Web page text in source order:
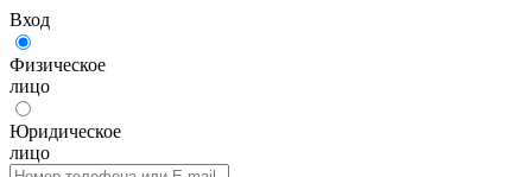
Вход
Физическое
лицо
Юридическое
лицо